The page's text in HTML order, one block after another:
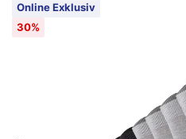
Online Exklusiv
30%